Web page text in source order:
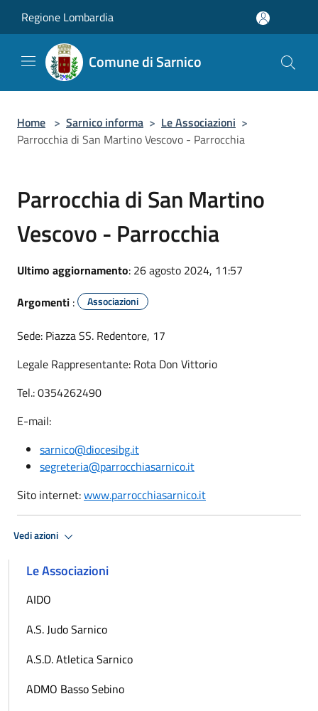
Regione Lombardia
Comune di Sarnico
Home > Sarnico informa > Le Associazioni >
Parrocchia di San Martino Vescovo - Parrocchia
Parrocchia di San Martino
Vescovo - Parrocchia
Ultimo aggiornamento: 26 agosto 2024, 11:57
Argomenti : Associazioni
Sede: Piazza SS. Redentore, 17
Legale Rappresentante: Rota Don Vittorio
Tel.: 0354262490
E-mail:
sarnico@diocesibg.it
segreteria@parrocchiasarnico.it
Sito internet:www.parrocchiasarnico.it
Vedi azioni
Le Associazioni
AIDO
A.S. Judo Sarnico
A.S.D. Atletica Sarnico
ADMO Basso Sebino